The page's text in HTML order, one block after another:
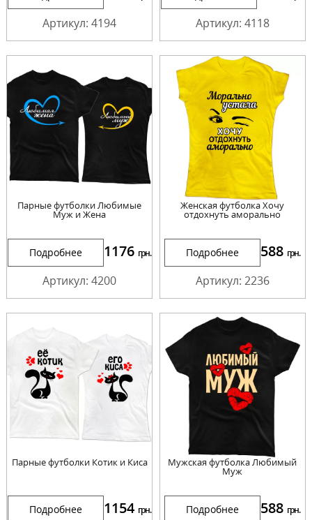
Артикул: 4194 Артикул: 4118
Парные футболки Любимые
Муж и Жена
Подробнее 1176 грн.
Артикул: 4200
Женская футболка Хочу
отдохнуть аморально
Подробнее 588 грн.
Артикул: 2236
Парные футболки Котик и Киса
Подробнее 1154 грн.
Мужская футболка Любимый
Муж
Подробнее 588 грн.